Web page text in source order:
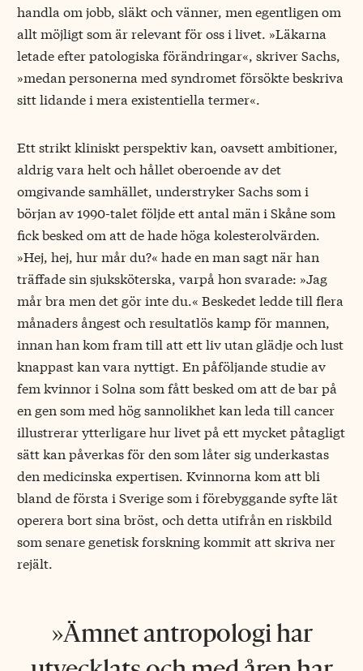
handla om jobb, släkt och vänner, men egentligen om
allt möjligt som är relevant för oss i livet. »Läkarna
letade efter patologiska förändringar«, skriver Sachs,
»medan personerna med syndromet försökte beskriva
sitt lidande i mera existentiella termer«.
Ett strikt kliniskt perspektiv kan, oavsett ambitioner,
aldrig vara helt och hållet oberoende av det
omgivande samhället, understryker Sachs som i
början av 1990-talet följde ett antal män i Skåne som
fick besked om att de hade höga kolesterolvärden.
»Hej, hej, hur mår du?« hade en man sagt när han
träffade sin sjuksköterska, varpå hon svarade: »Jag
mår bra men det gör inte du.« Beskedet ledde till flera
månaders ångest och resultatlös kamp för mannen,
innan han kom fram till att ett liv utan glädje och lust
knappast kan vara nyttigt. En påföljande studie av
fem kvinnor i Solna som fått besked om att de bar på
en gen som med hög sannolikhet kan leda till cancer
illustrerar ytterligare hur livet på ett mycket påtagligt
sätt kan påverkas för den som låter sig underkastas
den medicinska expertisen. Kvinnorna kom att bli
bland de första i Sverige som i förebyggande syfte lät
operera bort sina bröst, och detta utifrån en riskbild
som senare genetisk forskning kommit att skriva ner
rejält.
Ämnet antropologi har